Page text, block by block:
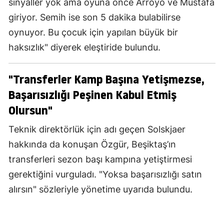
sinyaller yok ama oyuna önce Arroyo ve Mustafa
giriyor. Semih ise son 5 dakika bulabilirse
oynuyor. Bu çocuk için yapılan büyük bir
haksızlık" diyerek eleştiride bulundu.
"Transferler Kamp Başına Yetişmezse,
Başarısızlığı Peşinen Kabul Etmiş
Olursun"
Teknik direktörlük için adı geçen Solskjaer
hakkında da konuşan Özgür, Beşiktaş’ın
transferleri sezon başı kampına yetiştirmesi
gerektiğini vurguladı. "Yoksa başarısızlığı satın
alırsın" sözleriyle yönetime uyarıda bulundu.